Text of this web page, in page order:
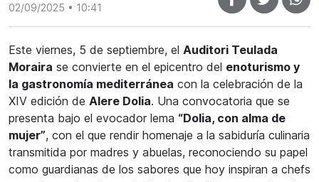
02/09/2025 • 10:41
Este viernes, 5 de septiembre, el Auditori Teulada
Moraira se convierte en el epicentro del enoturismo y
la gastronomía mediterránea con la celebración de la
XIV edición de Alere Dolia. Una convocatoria que se
presenta bajo el evocador lema “Dolia, con alma de
mujer”, con el que rendir homenaje a la sabiduría culinaria
transmitida por madres y abuelas, reconociendo su papel
como guardianas de los sabores que hoy inspiran a chefs